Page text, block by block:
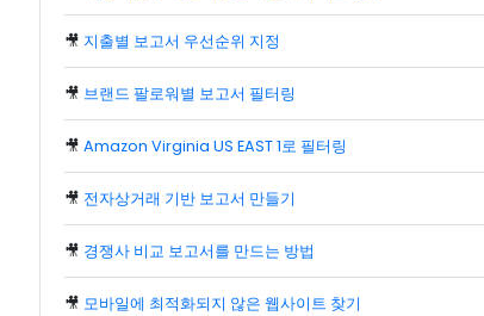
🎥 지출별 보고서 우선순위 지정
🎥 브랜드 팔로워별 보고서 필터링
🎥 Amazon Virginia US EAST 1로 필터링
🎥 전자상거래 기반 보고서 만들기
🎥 경쟁사 비교 보고서를 만드는 방법
🎥 모바일에 최적화되지 않은 웹사이트 찾기